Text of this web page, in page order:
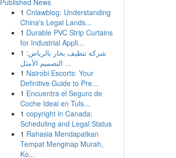
Published News
1 Cnlawblog: Understanding
China's Legal Lands...
1 Durable PVC Strip Curtains
for Industrial Appli...
1 شركة تنظيف بخار بالرياض:
التصميم الأمثل ...
1 Nairobi Escorts: Your
Definitive Guide to Pre...
1 Encuentra el Seguro de
Coche Ideal en Tuls...
1 copyright in Canada:
Scheduling and Legal Status
1 Rahasia Mendapatkan
Tempat Menginap Murah,
Ko...